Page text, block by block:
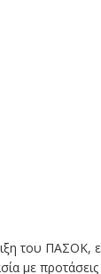
του ΠΑΣΟΚ,
με προτάσεις